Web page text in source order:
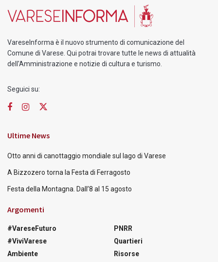
VareseInforma è il nuovo strumento di comunicazione del
Comune di Varese. Qui potrai trovare tutte le news di attualità
dell'Amministrazione e notizie di cultura e turismo.
Seguici su:
Ultime News
Otto anni di canottaggio mondiale sul lago di Varese
A Bizzozero torna la Festa di Ferragosto
Festa della Montagna. Dall’8 al 15 agosto
Argomenti
#VareseFuturo
#ViviVarese
Ambiente
PNRR
Quartieri
Risorse